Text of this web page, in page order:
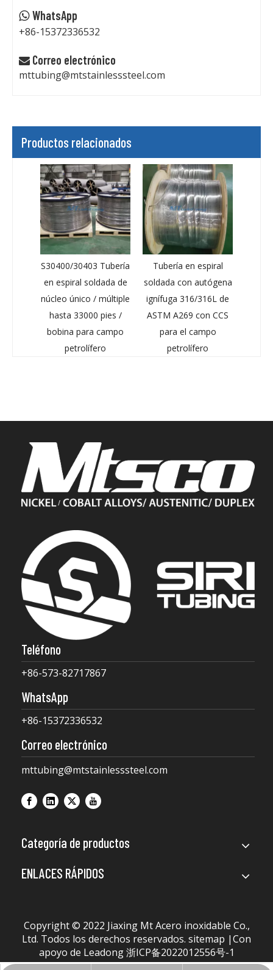
 WhatsApp
+86-15372336532
 Correo electrónico
mttubing@mtstainlesssteel.com
Productos relacionados
S30400/30403 Tubería
en espiral soldada de
núcleo único / múltiple
hasta 33000 pies /
bobina para campo
petrolífero
Tubería en espiral
soldada con autógena
ignífuga 316/316L de
ASTM A269 con CCS
para el campo
petrolífero
Teléfono
+86-573-82717867
WhatsApp
+86-15372336532
Correo electrónico
mttubing@mtstainlesssteel.com
Categoría de productos
ENLACES RÁPIDOS
Copyright © 2022 Jiaxing Mt Acero inoxidable Co.,
Ltd. Todos los derechos reservados. sitemap |Con
apoyo de Leadong 浙ICP备2022012556号-1